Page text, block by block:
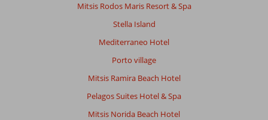
Mitsis Rodos Maris Resort & Spa
Stella Island
Mediterraneo Hotel
Porto village
Mitsis Ramira Beach Hotel
Pelagos Suites Hotel & Spa
Mitsis Norida Beach Hotel